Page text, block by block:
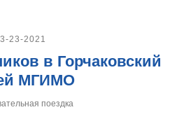
23-2021
в Горчаковский
МГИМО
поездка